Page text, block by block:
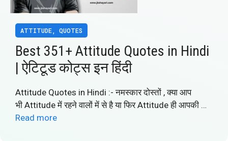
ATTITUDE, QUOTES
Best 351+ Attitude Quotes in Hindi
| ऐटिटूड कोट्स इन हिंदी
Attitude Quotes in Hindi :- नमस्कार दोस्तों , क्या आप
भी Attitude में रहने वालों में से है या फिर Attitude ही आपकी …
Read more